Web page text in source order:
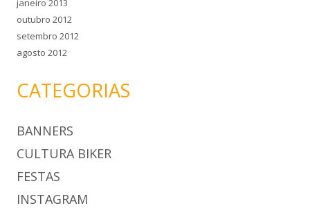
janeiro 2013
outubro 2012
setembro 2012
agosto 2012
CATEGORIAS
BANNERS
CULTURA BIKER
FESTAS
INSTAGRAM